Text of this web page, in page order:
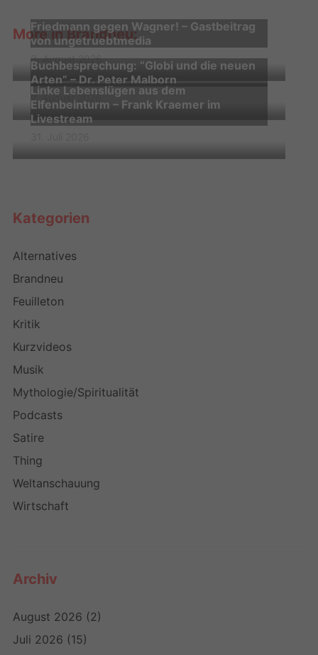
More in Brandneu:
Friedmann gegen Wagner! – Gastbeitrag
von ungetruebtmedia
3. August 2026
Buchbesprechung: “Globi und die neuen
Arten” – Dr. Peter Malborn
2. August 2026
Linke Lebenslügen aus dem
Elfenbeinturm – Frank Kraemer im
Livestream
Kategorien
Alternatives
Brandneu
Feuilleton
Kritik
Kurzvideos
Musik
Mythologie/Spiritualität
Podcasts
Satire
Thing
Weltanschauung
Wirtschaft
Archiv
August 2026 (2)
Juli 2026 (15)